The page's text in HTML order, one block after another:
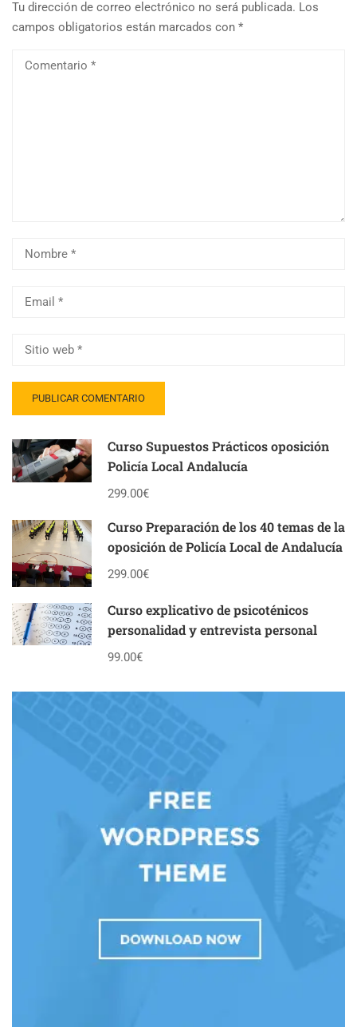
Tu dirección de correo electrónico no será publicada. Los
campos obligatorios están marcados con *
Curso Supuestos Prácticos oposición
Policía Local Andalucía
299.00€
Curso Preparación de los 40 temas de la
oposición de Policía Local de Andalucía
299.00€
Curso explicativo de psicoténicos
personalidad y entrevista personal
99.00€